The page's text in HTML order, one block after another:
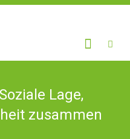
Lage,
zusammen